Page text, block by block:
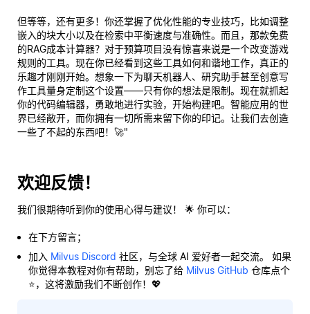
但等等，还有更多！你还掌握了优化性能的专业技巧，比如调整
嵌入的块大小以及在检索中平衡速度与准确性。而且，那款免费
的RAG成本计算器？对于预算项目没有惊喜来说是一个改变游戏
规则的工具。现在你已经看到这些工具如何和谐地工作，真正的
乐趣才刚刚开始。想象一下为聊天机器人、研究助手甚至创意写
作工具量身定制这个设置——只有你的想法是限制。现在就抓起
你的代码编辑器，勇敢地进行实验，开始构建吧。智能应用的世
界已经敞开，而你拥有一切所需来留下你的印记。让我们去创造
一些了不起的东西吧！🚀"
欢迎反馈！
我们很期待听到你的使用心得与建议！ 🌟 你可以：
在下方留言；
加入 Milvus Discord 社区，与全球 AI 爱好者一起交流。 如果
你觉得本教程对你有帮助，别忘了给 Milvus GitHub 仓库点个
⭐，这将激励我们不断创作！💖